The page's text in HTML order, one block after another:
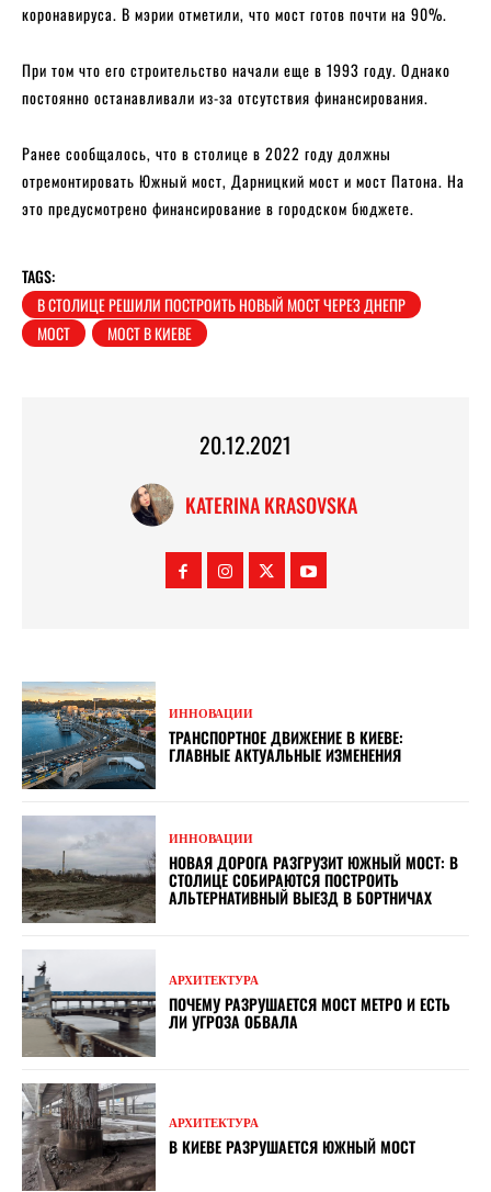
коронавируса. В мэрии отметили, что мост готов почти на 90%.
При том что его строительство начали еще в 1993 году. Однако
постоянно останавливали из-за отсутствия финансирования.
Ранее сообщалось, что в столице в 2022 году должны
отремонтировать Южный мост, Дарницкий мост и мост Патона. На
это предусмотрено финансирование в городском бюджете.
TAGS:
В СТОЛИЦЕ РЕШИЛИ ПОСТРОИТЬ НОВЫЙ МОСТ ЧЕРЕЗ ДНЕПР
МОСТ
МОСТ В КИЕВЕ
20.12.2021
KATERINA KRASOVSKA
ИННОВАЦИИ
ТРАНСПОРТНОЕ ДВИЖЕНИЕ В КИЕВЕ:
ГЛАВНЫЕ АКТУАЛЬНЫЕ ИЗМЕНЕНИЯ
ИННОВАЦИИ
НОВАЯ ДОРОГА РАЗГРУЗИТ ЮЖНЫЙ МОСТ: В
СТОЛИЦЕ СОБИРАЮТСЯ ПОСТРОИТЬ
АЛЬТЕРНАТИВНЫЙ ВЫЕЗД В БОРТНИЧАХ
АРХИТЕКТУРА
ПОЧЕМУ РАЗРУШАЕТСЯ МОСТ МЕТРО И ЕСТЬ
ЛИ УГРОЗА ОБВАЛА
АРХИТЕКТУРА
В КИЕВЕ РАЗРУШАЕТСЯ ЮЖНЫЙ МОСТ